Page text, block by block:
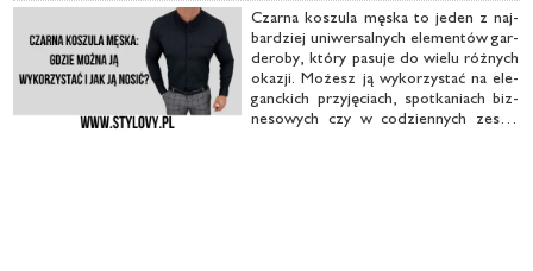
Czar­na ko­szu­la mę­ska to je­den z naj­
bar­dziej uni­wer­sal­nych ele­men­tów gar­
de­ro­by, któ­ry pa­su­je do wie­lu róż­nych
oka­zji. Mo­żesz ją wy­ko­rzy­stać na ele­
ganc­kich przy­ję­ciach, spo­tka­niach biz­
ne­so­wych czy w co­dzien­nych ze­sta­